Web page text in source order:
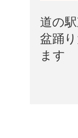
道の
盆踊
ます